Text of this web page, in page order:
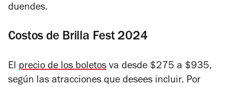
duendes.
Costos de Brilla Fest 2024
El precio de los boletos va desde $275 a $935,
según las atracciones que desees incluir. Por